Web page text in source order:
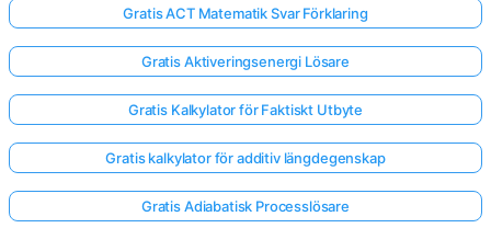
Gratis ACT Matematik Svar Förklaring
Gratis Aktiveringsenergi Lösare
Gratis Kalkylator för Faktiskt Utbyte
Gratis kalkylator för additiv längdegenskap
Gratis Adiabatisk Processlösare